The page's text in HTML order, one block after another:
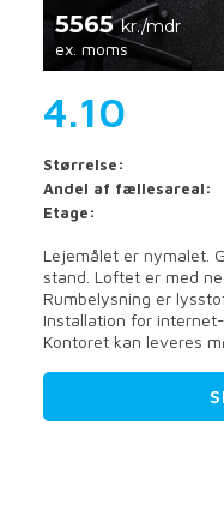
5565kr./mdr
ex. moms
4.10
Størrelse:
Andel af fællesareal:
Etage:
Lejemålet er nymalet.
stand. Loftet er med
Rumbelysning er
Installation for
Kontoret kan leveres